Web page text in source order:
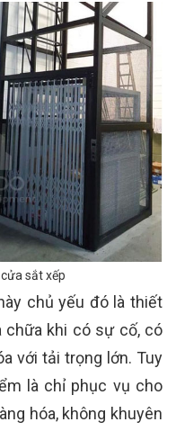
sắt xếp
chủ yếu đó là thiết
chữa khi có sự cố, có
với tải trọng lớn. Tuy
là chỉ phục vụ cho
hóa, không khuyên